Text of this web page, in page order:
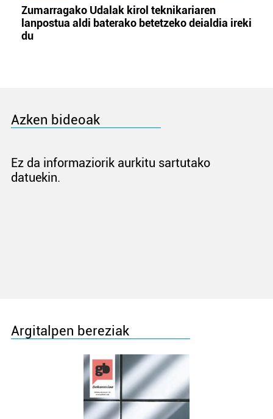
Zumarragako Udalak kirol teknikariaren
lanpostua aldi baterako betetzeko deialdia ireki
du
Azken bideoak
Ez da informaziorik aurkitu sartutako
datuekin.
Argitalpen bereziak